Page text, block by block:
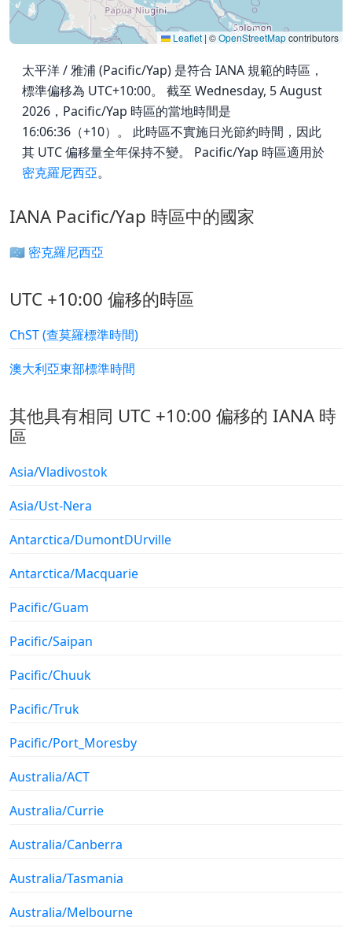
Leaflet | ©OpenStreetMapcontributors
太平洋 / 雅浦 (Pacific/Yap) 是符合 IANA 規範的時區，
標準偏移為 UTC+10:00。 截至 Wednesday, 5 August
2026，Pacific/Yap 時區的當地時間是
16:06:36（+10）。 此時區不實施日光節約時間，因此
其 UTC 偏移量全年保持不變。 Pacific/Yap 時區適用於
密克羅尼西亞。
IANA Pacific/Yap 時區中的國家
🇫🇲 密克羅尼西亞
UTC +10:00 偏移的時區
ChST (查莫羅標準時間)
澳大利亞東部標準時間
其他具有相同 UTC +10:00 偏移的 IANA 時
區
Asia/Vladivostok
Asia/Ust-Nera
Antarctica/DumontDUrville
Antarctica/Macquarie
Pacific/Guam
Pacific/Saipan
Pacific/Chuuk
Pacific/Truk
Pacific/Port_Moresby
Australia/ACT
Australia/Currie
Australia/Canberra
Australia/Tasmania
Australia/Melbourne